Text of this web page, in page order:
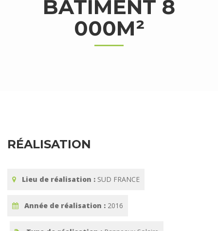
BÂTIMENT 8
000M²
RÉALISATION
Lieu de réalisation : SUD FRANCE
Année de réalisation : 2016